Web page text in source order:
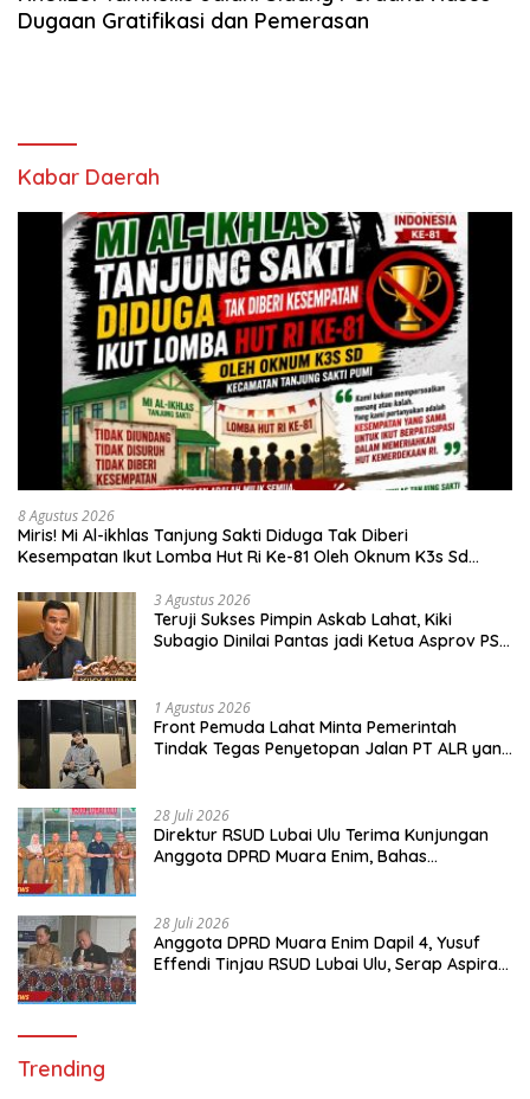
Dugaan Gratifikasi dan Pemerasan
Kabar Daerah
8 Agustus 2026
Miris! Mi Al-ikhlas Tanjung Sakti Diduga Tak Diberi
Kesempatan Ikut Lomba Hut Ri Ke-81 Oleh Oknum K3s Sd
3 Agustus 2026
Teruji Sukses Pimpin Askab Lahat, Kiki
Subagio Dinilai Pantas jadi Ketua Asprov PSSI
1 Agustus 2026
Front Pemuda Lahat Minta Pemerintah
Tindak Tegas Penyetopan Jalan PT ALR yang
28 Juli 2026
Direktur RSUD Lubai Ulu Terima Kunjungan
Anggota DPRD Muara Enim, Bahas
28 Juli 2026
Anggota DPRD Muara Enim Dapil 4, Yusuf
Effendi Tinjau RSUD Lubai Ulu, Serap Aspirasi
Trending